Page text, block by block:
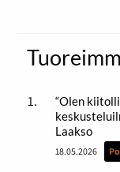
“Olen
Laakso
18.05.2026